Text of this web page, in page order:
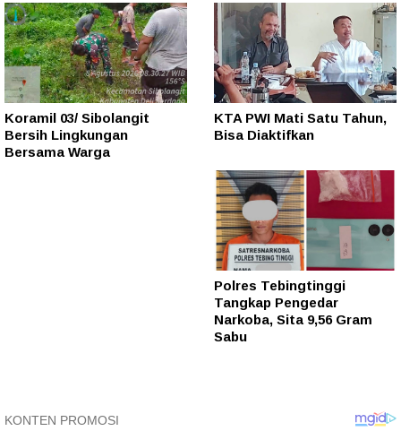
Koramil 03/ Sibolangit
Bersih Lingkungan
Bersama Warga
KTA PWI Mati Satu Tahun,
Bisa Diaktifkan
Polres Tebingtinggi
Tangkap Pengedar
Narkoba, Sita 9,56 Gram
Sabu